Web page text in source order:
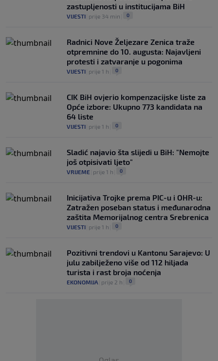
zastupljenosti u institucijama BiH
VIJESTI prije 34 min 0
Radnici Nove Željezare Zenica traže
otpremnine do 10. augusta: Najavljeni
protesti i zatvaranje u pogonima
VIJESTI prije 1 h 0
CIK BiH ovjerio kompenzacijske liste za
Opće izbore: Ukupno 773 kandidata na
64 liste
VIJESTI prije 1 h 0
Sladić najavio šta slijedi u BiH: "Nemojte
još otpisivati ljeto"
VRIJEME prije 1 h 0
Inicijativa Trojke prema PIC-u i OHR-u:
Zatražen poseban status i međunarodna
zaštita Memorijalnog centra Srebrenica
VIJESTI prije 1 h 0
Pozitivni trendovi u Kantonu Sarajevo: U
julu zabilježeno više od 112 hiljada
turista i rast broja noćenja
EKONOMIJA prije 2 h 0